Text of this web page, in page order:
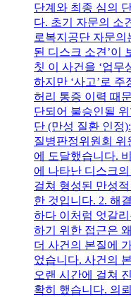
단계와 최종 심의
다. 초기 자문의 소
로복지공단 자문의
된 디스크 소견’이
칫 이 사건을 ‘업무
하지만 ‘사고’로
허리 통증 이력 때
단되어 불승인될
단 (만성 질환 인정
질병판정위원회 위
에 도달했습니다.
에 나타난 디스크
걸쳐 형성된 만성
한 것입니다. 2. 해
하다 이처럼 엇갈
하기 위한 접근은
더 사건의 본질에
었습니다. 사건의
오랜 시간에 걸쳐
확히 했습니다. 의